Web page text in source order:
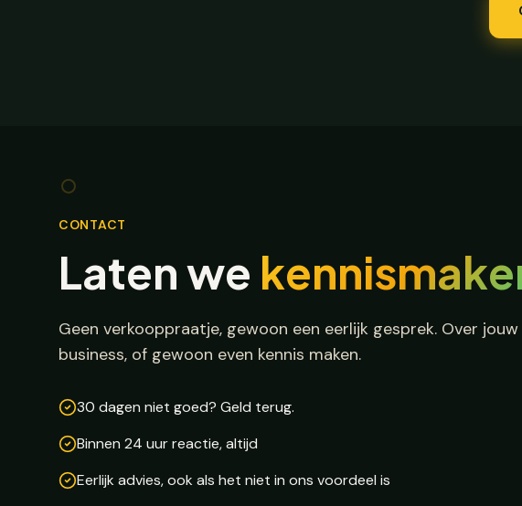
CONTACT
Laten we
Geen verkooppraatje, gewoon een eerlijk gesprek. Over jouw
business, of gewoon even kennis maken.
30 dagen niet goed? Geld terug.
Binnen 24 uur reactie, altijd
Eerlijk advies, ook als het niet in ons voordeel is